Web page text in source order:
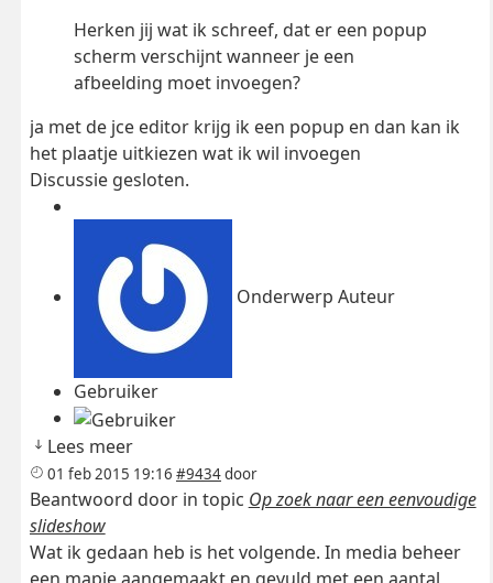
Herken jij wat ik schreef, dat er een popup
scherm verschijnt wanneer je een
afbeelding moet invoegen?
ja met de jce editor krijg ik een popup en dan kan ik
het plaatje uitkiezen wat ik wil invoegen
Discussie gesloten.
Onderwerp Auteur
Gebruiker
Lees meer
01 feb 2015 19:16 #9434door
Beantwoord door in topic Op zoek naar een eenvoudige
slideshow
Wat ik gedaan heb is het volgende. In media beheer